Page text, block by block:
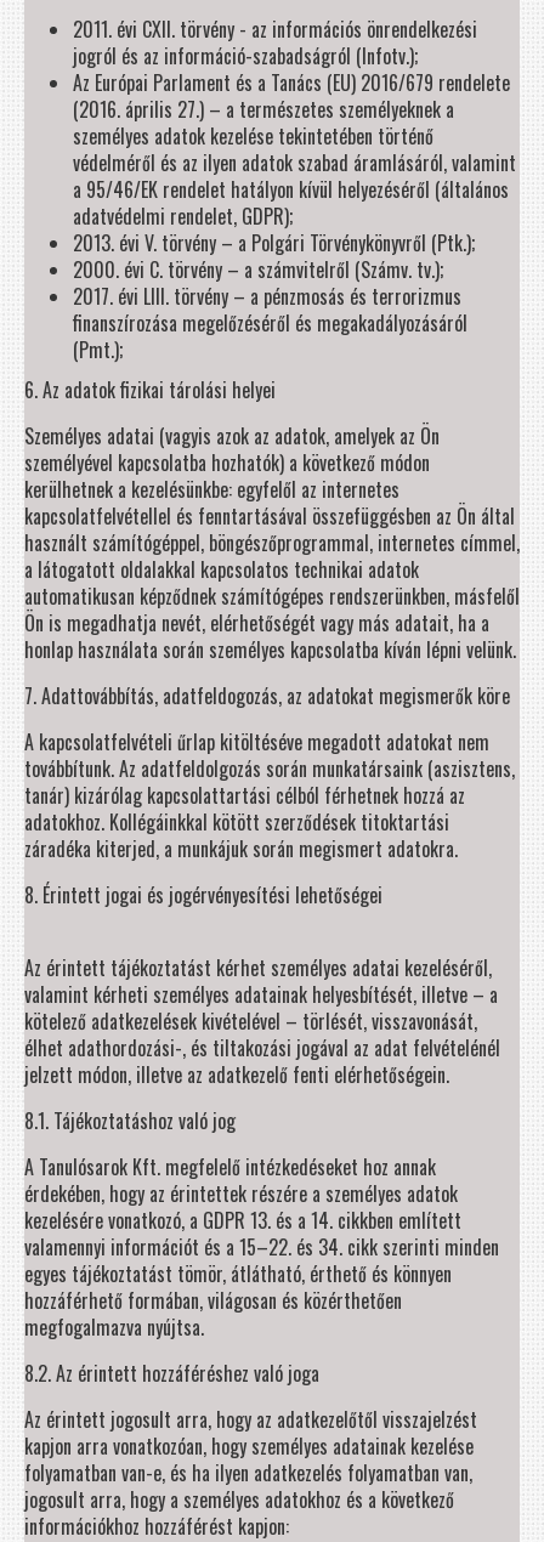
2011. évi CXII. törvény - az információs önrendelkezési
jogról és az információ-szabadságról (Infotv.);
Az Európai Parlament és a Tanács (EU) 2016/679 rendelete
(2016. április 27.) – a természetes személyeknek a
személyes adatok kezelése tekintetében történő
védelméről és az ilyen adatok szabad áramlásáról, valamint
a 95/46/EK rendelet hatályon kívül helyezéséről (általános
adatvédelmi rendelet, GDPR);
2013. évi V. törvény – a Polgári Törvénykönyvről (Ptk.);
2000. évi C. törvény – a számvitelről (Számv. tv.);
2017. évi LIII. törvény – a pénzmosás és terrorizmus
finanszírozása megelőzéséről és megakadályozásáról
(Pmt.);
6. Az adatok fizikai tárolási helyei
Személyes adatai (vagyis azok az adatok, amelyek az Ön
személyével kapcsolatba hozhatók) a következő módon
kerülhetnek a kezelésünkbe: egyfelől az internetes
kapcsolatfelvétellel és fenntartásával összefüggésben az Ön által
használt számítógéppel, böngészőprogrammal, internetes címmel,
a látogatott oldalakkal kapcsolatos technikai adatok
automatikusan képződnek számítógépes rendszerünkben, másfelől
Ön is megadhatja nevét, elérhetőségét vagy más adatait, ha a
honlap használata során személyes kapcsolatba kíván lépni velünk.
7. Adattovábbítás, adatfeldogozás, az adatokat megismerők köre
A kapcsolatfelvételi űrlap kitöltéséve megadott adatokat nem
továbbítunk. Az adatfeldolgozás során munkatársaink (aszisztens,
tanár) kizárólag kapcsolattartási célból férhetnek hozzá az
adatokhoz. Kollégáinkkal kötött szerződések titoktartási
záradéka kiterjed, a munkájuk során megismert adatokra.
8. Érintett jogai és jogérvényesítési lehetőségei
Az érintett tájékoztatást kérhet személyes adatai kezeléséről,
valamint kérheti személyes adatainak helyesbítését, illetve – a
kötelező adatkezelések kivételével – törlését, visszavonását,
élhet adathordozási-, és tiltakozási jogával az adat felvételénél
jelzett módon, illetve az adatkezelő fenti elérhetőségein.
8.1. Tájékoztatáshoz való jog
A Tanulósarok Kft. megfelelő intézkedéseket hoz annak
érdekében, hogy az érintettek részére a személyes adatok
kezelésére vonatkozó, a GDPR 13. és a 14. cikkben említett
valamennyi információt és a 15–22. és 34. cikk szerinti minden
egyes tájékoztatást tömör, átlátható, érthető és könnyen
hozzáférhető formában, világosan és közérthetően
megfogalmazva nyújtsa.
8.2. Az érintett hozzáféréshez való joga
Az érintett jogosult arra, hogy az adatkezelőtől visszajelzést
kapjon arra vonatkozóan, hogy személyes adatainak kezelése
folyamatban van-e, és ha ilyen adatkezelés folyamatban van,
jogosult arra, hogy a személyes adatokhoz és a következő
információkhoz hozzáférést kapjon: